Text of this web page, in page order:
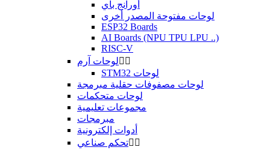
أورانج باي
لوحات مفتوحة المصدر أخرى
ESP32 Boards
AI Boards (NPU TPU LPU ..)
RISC-V
لوحات آرم 
STM32 لوحات
لوحات مصفوفات حقلية مبرمجة
لوحات متحكمات
مجموعات تعليمية
مبرمجات
أدوات إلكترونية
تحكم صناعي 